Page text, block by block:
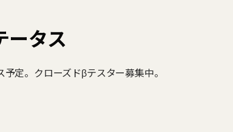
ータス
予定。クローズドβテスター募集中。